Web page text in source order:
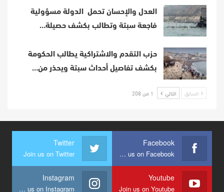
العدل والإحسان تحمل الدولة مسؤولية
فاجعة سبتة وتطالب بكشف حصيلة…
حزب التقدم والاشتراكية يطالب الحكومة
بكشف تفاصيل أحداث سبتة ويحذر من…
السابق التالي 1 من 208
Facebook
Join us on Facebook
Twitter
Join us on Twitter
Youtube
Join us on Youtube
Instagram
Join us on Instagram